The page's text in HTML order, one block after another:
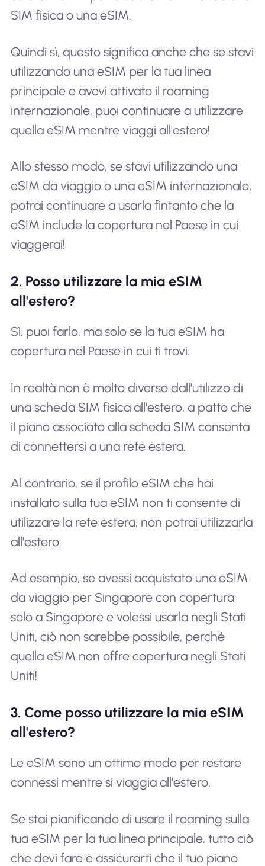
SIM fisica o una eSIM.
Quindi sì, questo significa anche che se stavi
utilizzando una eSIM per la tua linea
principale e avevi attivato il roaming
internazionale, puoi continuare a utilizzare
quella eSIM mentre viaggi all'estero!
Allo stesso modo, se stavi utilizzando una
eSIM da viaggio o una eSIM internazionale,
potrai continuare a usarla fintanto che la
eSIM include la copertura nel Paese in cui
viaggerai!
2. Posso utilizzare la mia eSIM
all'estero?
Sì, puoi farlo, ma solo se la tua eSIM ha
copertura nel Paese in cui ti trovi.
In realtà non è molto diverso dall'utilizzo di
una scheda SIM fisica all'estero, a patto che
il piano associato alla scheda SIM consenta
di connettersi a una rete estera.
Al contrario, se il profilo eSIM che hai
installato sulla tua eSIM non ti consente di
utilizzare la rete estera, non potrai utilizzarla
all'estero.
Ad esempio, se avessi acquistato una eSIM
da viaggio per Singapore con copertura
solo a Singapore e volessi usarla negli Stati
Uniti, ciò non sarebbe possibile, perché
quella eSIM non offre copertura negli Stati
Uniti!
3. Come posso utilizzare la mia eSIM
all'estero?
Le eSIM sono un ottimo modo per restare
connessi mentre si viaggia all'estero.
Se stai pianificando di usare il roaming sulla
tua eSIM per la tua linea principale, tutto ciò
che devi fare è assicurarti che il tuo piano